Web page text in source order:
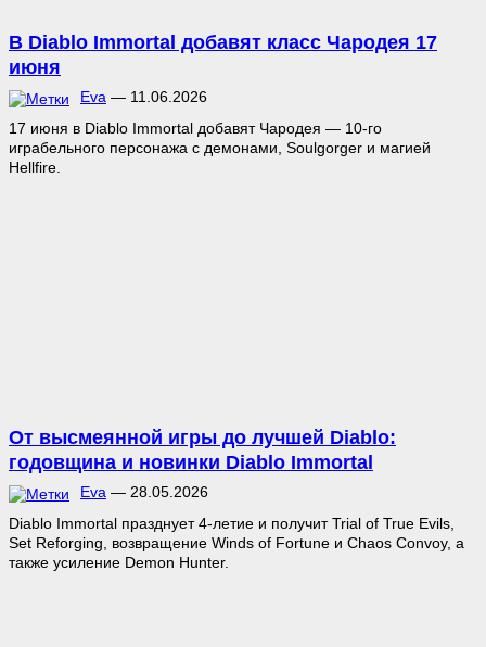
В Diablo Immortal добавят класс Чародея 17
июня
Eva — 11.06.2026
17 июня в Diablo Immortal добавят Чародея — 10-го
играбельного персонажа с демонами, Soulgorger и магией
Hellfire.
От высмеянной игры до лучшей Diablo:
годовщина и новинки Diablo Immortal
Eva — 28.05.2026
Diablo Immortal празднует 4-летие и получит Trial of True Evils,
Set Reforging, возвращение Winds of Fortune и Chaos Convoy, а
также усиление Demon Hunter.